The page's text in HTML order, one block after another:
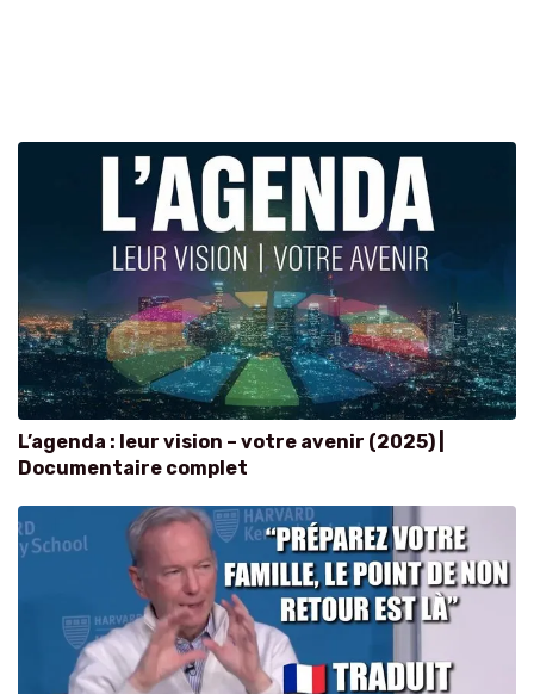
L’agenda : leur vision – votre avenir (2025) |
Documentaire complet